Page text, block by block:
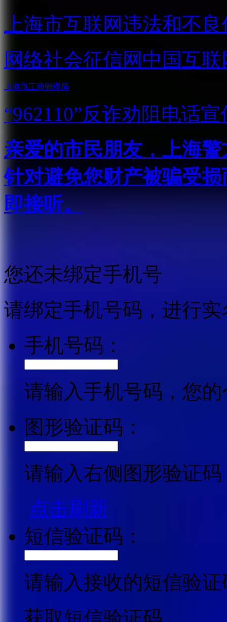
上海市互联网违法和不
网络社会征信网 中国互
上海市工商管理局
“962110”反诈劝阻电话宣
亲爱的市民朋友，上海
针对避免您财产被骗受
即接听。
您还未绑定手机号
请绑定手机号码，进行
手机号码：
请输入手机号码，您
图形验证码：
请输入右侧图形验证码
点击刷新
短信验证码：
请输入接收的短信验证
获取短信验证码